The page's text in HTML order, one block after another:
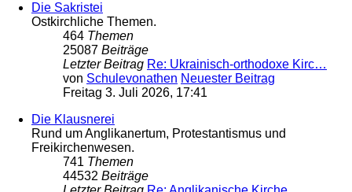
Die Sakristei
Ostkirchliche Themen.
464 Themen
25087 Beiträge
Letzter Beitrag Re: Ukrainisch-orthodoxe Kirc…
von Schulevonathen Neuester Beitrag
Freitag 3. Juli 2026, 17:41
Die Klausnerei
Rund um Anglikanertum, Protestantismus und
Freikirchenwesen.
741 Themen
44532 Beiträge